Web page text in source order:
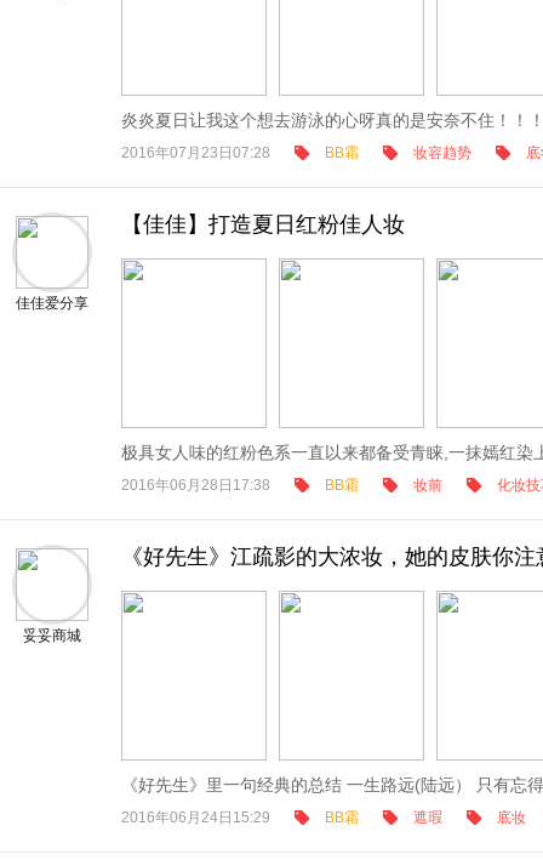
炎炎夏日让我这个想去游泳的心呀真的是安奈不住！
2016年07月23日07:28 BB霜 妆容趋势
佳佳爱分享
【佳佳】打造夏日红粉佳人妆
极具女人味的红粉色系一直以来都备受青睐,一抹嫣红染
2016年06月28日17:38 BB霜 妆前 化妆
妥妥商城
《好先生》江疏影的大浓妆，她的皮肤你
《好先生》里一句经典的总结 一生路远(陆远） 只有忘
2016年06月24日15:29 BB霜 遮瑕 底妆